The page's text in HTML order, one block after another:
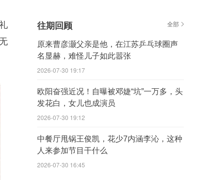
往期回顾 全部
原来曹彦灏父亲是他，在江苏乒乓球圈声
名显赫，难怪儿子如此嚣张
2026-07-30 19:17
欧阳奋强近况！自曝被邓婕“坑”一万多，头
发花白，女儿也成演员
2026-07-30 19:12
中餐厅甩锅王俊凯，花少7内涵李沁，这种
人来参加节目干什么
2026-07-30 16:45